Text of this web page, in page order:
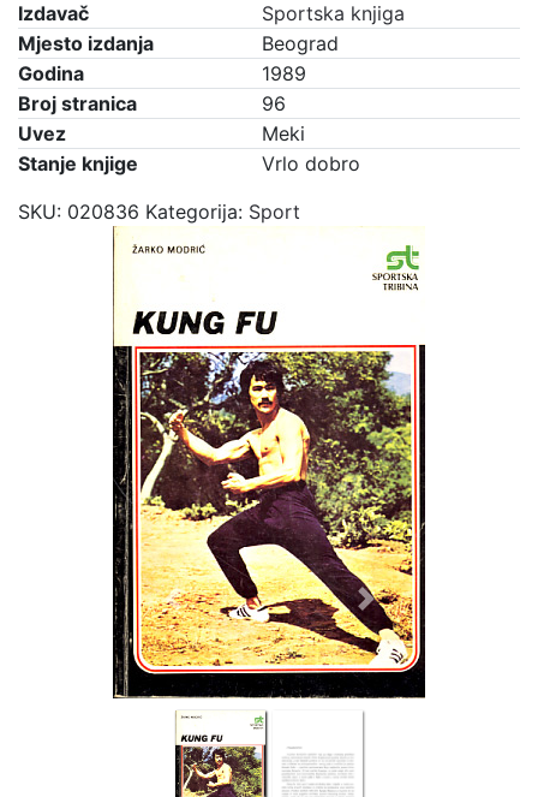
Izdavač
Sportska knjiga
Mjesto izdanja
Beograd
Godina
1989
Broj stranica
96
Uvez
Meki
Stanje knjige
Vrlo dobro
SKU: 020836 Kategorija: Sport
Previous Next